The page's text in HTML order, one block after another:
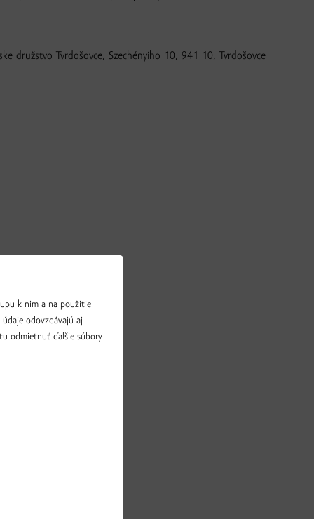
družstvo Tvrdošovce, Szechényiho 10, 941 10, Tvrdošovce
k nim a na použitie
odovzdávajú aj
odmietnuť ďalšie súbory